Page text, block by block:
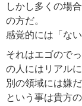
しかし多くの場
の方だ。
感覚的には「な
それはエゴので
の人にはリアル
別の領域には嫌
という事は貴方